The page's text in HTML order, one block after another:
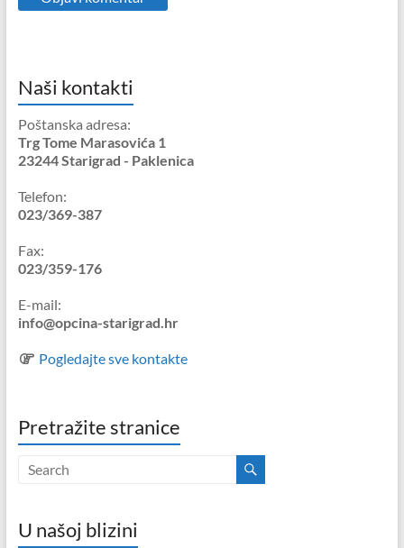
Naši kontakti
Poštanska adresa:
Trg Tome Marasovića 1
23244 Starigrad - Paklenica
Telefon:
023/369-387
Fax:
023/359-176
E-mail:
info@opcina-starigrad.hr
Pogledajte sve kontakte
Pretražite stranice
U našoj blizini